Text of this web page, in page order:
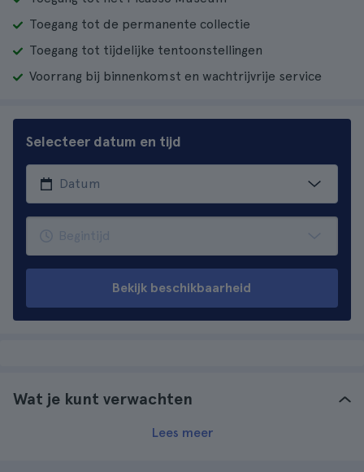
Toegang tot de permanente collectie
Toegang tot tijdelijke tentoonstellingen
Voorrang bij binnenkomst en wachtrijvrije service
Selecteer datum en tijd
Bekijk beschikbaarheid
Wat je kunt verwachten
Lees meer